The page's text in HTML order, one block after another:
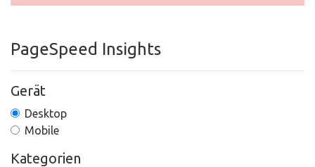
PageSpeed Insights
Gerät
Desktop
Mobile
Kategorien